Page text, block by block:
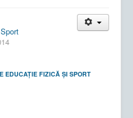
EDUCAŢIE FIZICĂ ŞI SPORT